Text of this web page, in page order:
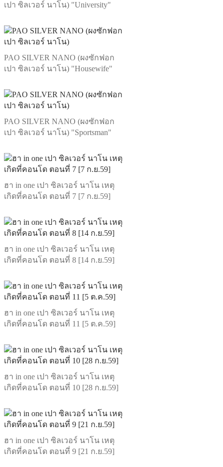
เปา ซิลเวอร์ นาโน) "University"
PAO SILVER NANO (ผงซักฟอก
เปา ซิลเวอร์ นาโน) "Housewife"
PAO SILVER NANO (ผงซักฟอก
เปา ซิลเวอร์ นาโน) "Sportsman"
ฮา in one เปา ซิลเวอร์ นาโน เหตุ
เกิดที่คอนโด ตอนที่ 7 [7 ก.ย.59]
ฮา in one เปา ซิลเวอร์ นาโน เหตุ
เกิดที่คอนโด ตอนที่ 8 [14 ก.ย.59]
ฮา in one เปา ซิลเวอร์ นาโน เหตุ
เกิดที่คอนโด ตอนที่ 11 [5 ต.ค.59]
ฮา in one เปา ซิลเวอร์ นาโน เหตุ
เกิดที่คอนโด ตอนที่ 10 [28 ก.ย.59]
ฮา in one เปา ซิลเวอร์ นาโน เหตุ
เกิดที่คอนโด ตอนที่ 9 [21 ก.ย.59]